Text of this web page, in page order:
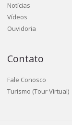
Notícias
Vídeos
Ouvidoria
Contato
Fale Conosco
Turismo (Tour Virtual)